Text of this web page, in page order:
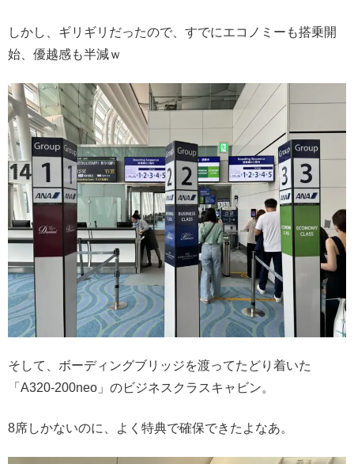
しかし、ギリギリだったので、すでにエコノミーも搭乗開
始、優越感も半減ｗ
そして、ボーディングブリッジを渡ってたどり着いた
「A320-200neo」のビジネスクラスキャビン。
8席しかないのに、よく特典で確保できたよなあ。